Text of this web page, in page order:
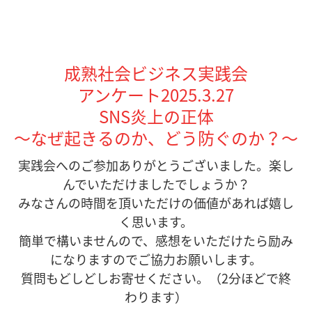
成熟社会ビジネス実践会
アンケート2025.3.27
SNS炎上の正体
～なぜ起きるのか、どう防ぐのか？～
実践会へのご参加ありがとうございました。楽し
んでいただけましたでしょうか？
みなさんの時間を頂いただけの価値があれば嬉し
く思います。
簡単で構いませんので、感想をいただけたら励み
になりますのでご協力お願いします。
質問もどしどしお寄せください。（2分ほどで終
わります）